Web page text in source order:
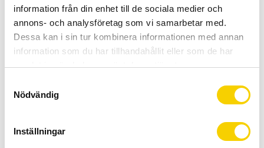
information från din enhet till de sociala medier och
annons- och analysföretag som vi samarbetar med.
Dessa kan i sin tur kombinera informationen med annan
information som du har tillhandahållit eller som de har
samlat in när du har använt deras tjänster.
Nödvändig
Inställningar
Stock status
1 pc. in stock
Article SKU
Y8L398020
Manufacturer
Shimano
Bromskloss Shimano Dura-Ace TT för BR-9010 Dura-Ace
Show all products from Shimano